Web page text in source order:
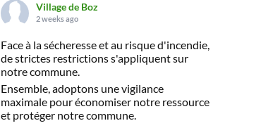
Village de Boz
2 weeks ago
Face à la sécheresse et au risque d'incendie,
de strictes restrictions s'appliquent sur
notre commune.
Ensemble, adoptons une vigilance
maximale pour économiser notre ressource
et protéger notre commune.